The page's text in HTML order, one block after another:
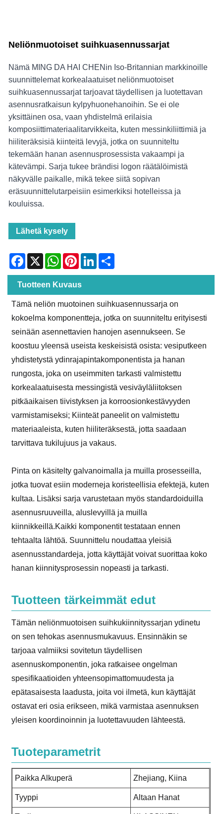
Neliönmuotoiset suihkuasennussarjat
Nämä MING DA HAI CHENin Iso-Britannian markkinoille
suunnittelemat korkealaatuiset neliönmuotoiset
suihkuasennussarjat tarjoavat täydellisen ja luotettavan
asennusratkaisun kylpyhuonehanoihin. Se ei ole
yksittäinen osa, vaan yhdistelmä erilaisia ​​
komposiittimateriaalitarvikkeita, kuten messinkiliittimiä ja
hiiliteräksisiä kiinteitä levyjä, jotka on suunniteltu
tekemään hanan asennusprosessista vakaampi ja
kätevämpi. Sarja tukee brändisi logon räätälöimistä
näkyvälle paikalle, mikä tekee siitä sopivan
eräsuunnittelutarpeisiin esimerkiksi hotelleissa ja
kouluissa.
Lähetä kysely
Facebook
X WhatsAppPinterestLinkedIn
Tuotteen Kuvaus
Tämä neliön muotoinen suihkuasennussarja on
kokoelma komponentteja, jotka on suunniteltu erityisesti
seinään asennettavien hanojen asennukseen. Se
koostuu yleensä useista keskeisistä osista: vesiputkeen
yhdistetystä ydinrajapintakomponentista ja hanan
rungosta, joka on useimmiten tarkasti valmistettu
korkealaatuisesta messingistä vesiväyläliitoksen
pitkäaikaisen tiivistyksen ja korroosionkestävyyden
varmistamiseksi; Kiinteät paneelit on valmistettu
materiaaleista, kuten hiiliteräksestä, jotta saadaan
tarvittava tukilujuus ja vakaus.
Pinta on käsitelty galvanoimalla ja muilla prosesseilla,
jotka tuovat esiin moderneja koristeellisia efektejä, kuten
kultaa. Lisäksi sarja varustetaan myös standardoiduilla
asennusruuveilla, aluslevyillä ja muilla
kiinnikkeillä.Kaikki komponentit testataan ennen
tehtaalta lähtöä. Suunnittelu noudattaa yleisiä
asennusstandardeja, jotta käyttäjät voivat suorittaa koko
hanan kiinnitysprosessin nopeasti ja tarkasti.
Tuotteen tärkeimmät edut
Tämän neliönmuotoisen suihkukiinnityssarjan ydinetu
on sen tehokas asennusmukavuus. Ensinnäkin se
tarjoaa valmiiksi sovitetun täydellisen
asennuskomponentin, joka ratkaisee ongelman
spesifikaatioiden yhteensopimattomuudesta ja
epätasaisesta laadusta, joita voi ilmetä, kun käyttäjät
ostavat eri osia erikseen, mikä varmistaa asennuksen
yleisen koordinoinnin ja luotettavuuden lähteestä.
Tuoteparametrit
Paikka Alkuperä Zhejiang, Kiina
Tyyppi Altaan Hanat